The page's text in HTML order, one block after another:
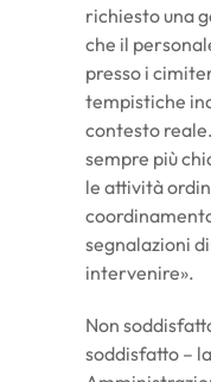
richiesto una
che il
presso i
tempistiche
contesto
sempre più
le attività
segnalazioni
intervenire».
Non
soddisfatto –